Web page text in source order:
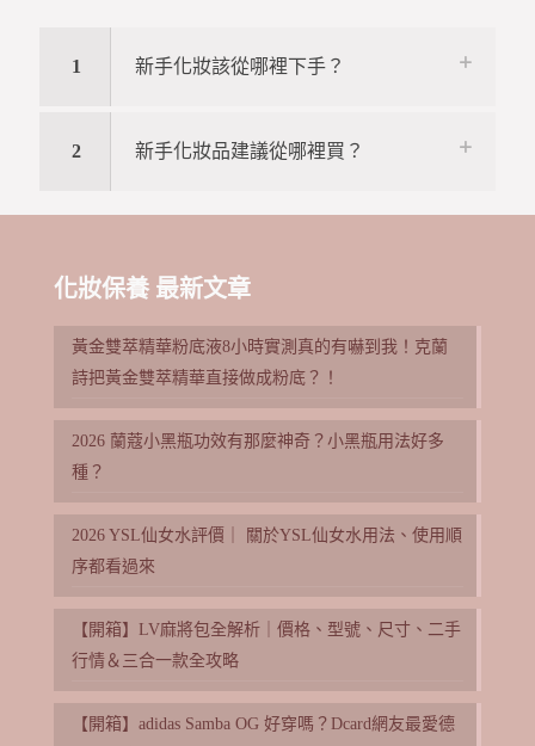
1 新手化妝該從哪裡下手？
2 新手化妝品建議從哪裡買？
化妝保養 最新文章
黃金雙萃精華粉底液8小時實測真的有嚇到我！克蘭
詩把黃金雙萃精華直接做成粉底？！
2026 蘭蔻小黑瓶功效有那麼神奇？小黑瓶用法好多
種？
2026 YSL仙女水評價｜ 關於YSL仙女水用法、使用順
序都看過來
【開箱】LV麻將包全解析｜價格、型號、尺寸、二手
行情＆三合一款全攻略
【開箱】adidas Samba OG 好穿嗎？Dcard網友最愛德